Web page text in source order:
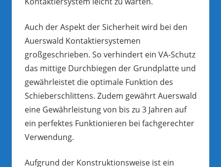
Auch der Aspekt der Sicherheit wird bei den
Auerswald Kontaktiersystemen
großgeschrieben. So verhindert ein VA-Schutz
das mittige Durchbiegen der Grundplatte und
gewährleistet die optimale Funktion des
Schieberschlittens. Zudem gewährt Auerswald
eine Gewährleistung von bis zu 3 Jahren auf
ein perfektes Funktionieren bei fachgerechter
Verwendung.
Aufgrund der Konstruktionsweise ist ein